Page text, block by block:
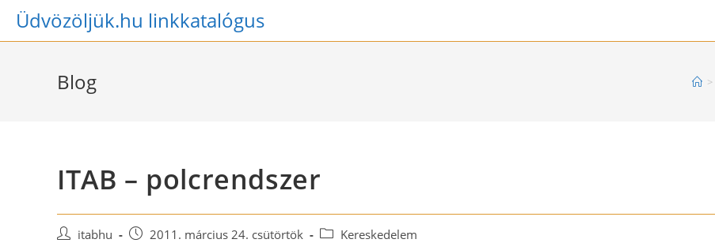
SkipÜdvözöljük.hu linkkatalógus
Blog >
ITAB – polcrendszer
Post itabhu
Post 2011. március 24. csütörtök
Post Kereskedelem